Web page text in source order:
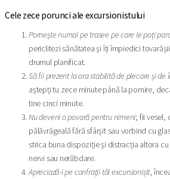
Cele zece porunci ale excursionistului
Pornește numai pe trasee pe care le poți
periclitezi sănătatea și îți împiedici
drumul planificat.
Să fii prezent la ora stabilită de plecare și de
aștepți tu zece minute până la pornire,
tine cinci minute.
Nu deveni o povară pentru nimeni; fii vesel,
pălăvrăgeală fără sfârșit sau vorbind cu
strica buna dispoziție și distracția altora
nervi sau nerăbdare.
Apreciază-i pe confrații tăi excursioniști,